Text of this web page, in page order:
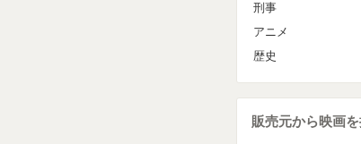
刑事
アニメ
歴史
販売元から映画